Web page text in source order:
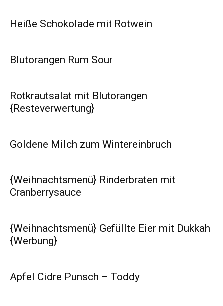
Heiße Schokolade mit Rotwein
Blutorangen Rum Sour
Rotkrautsalat mit Blutorangen
{Resteverwertung}
Goldene Milch zum Wintereinbruch
{Weihnachtsmenü} Rinderbraten mit
Cranberrysauce
{Weihnachtsmenü} Gefüllte Eier mit Dukkah
{Werbung}
Apfel Cidre Punsch – Toddy